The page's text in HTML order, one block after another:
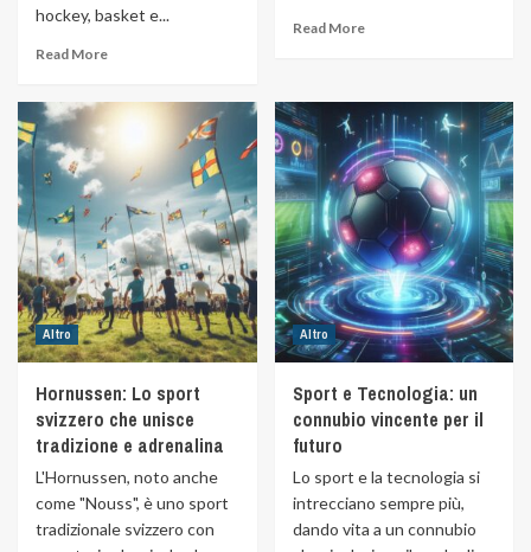
hockey, basket e...
Read More
Read More
Altro
Hornussen: Lo sport
svizzero che unisce
tradizione e adrenalina
L'Hornussen, noto anche
come "Nouss", è uno sport
tradizionale svizzero con
Altro
Sport e Tecnologia: un
connubio vincente per il
futuro
Lo sport e la tecnologia si
intrecciano sempre più,
dando vita a un connubio